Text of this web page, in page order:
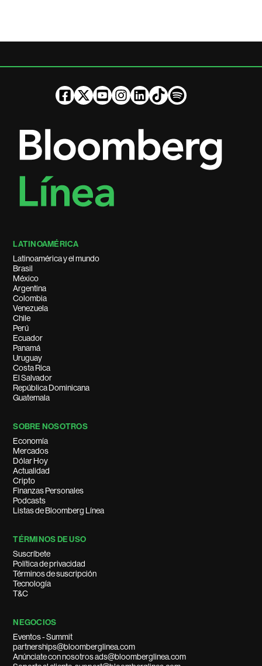
LATINOAMÉRICA
Latinoamérica y el mundo
Brasil
México
Argentina
Colombia
Venezuela
Chile
Perú
Ecuador
Panamá
Uruguay
Costa Rica
El Salvador
República Dominicana
Guatemala
SOBRE NOSOTROS
Economía
Mercados
Dólar Hoy
Actualidad
Cripto
Finanzas Personales
Podcasts
Listas de Bloomberg Línea
TÉRMINOS DE USO
Suscríbete
Política de privacidad
Términos de suscripción
Tecnología
T&C
NEGOCIOS
Eventos - Summit
partnerships@bloomberglinea.com
Anúnciate con nosotros ads@bloomberglinea.com